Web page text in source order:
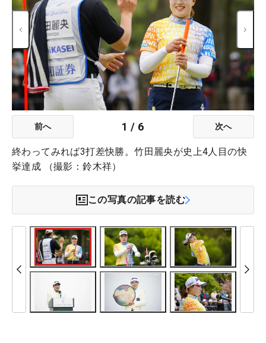
前へ 1 / 6 次へ
終わってみれば3打差快勝。竹田麗央が史上4人目の快
挙達成 （撮影：鈴木祥）
この写真の記事を読む